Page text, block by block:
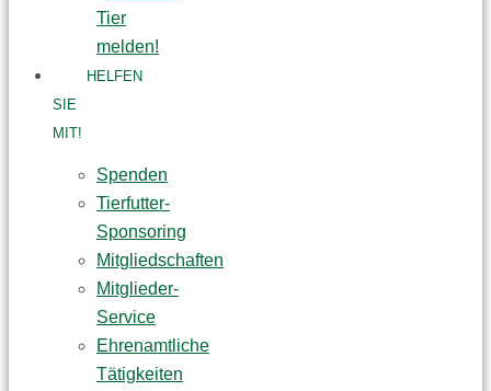
Tier
melden!
HELFEN
SIE
MIT!
Spenden
Tierfutter-
Sponsoring
Mitgliedschaften
Mitglieder-
Service
Ehrenamtliche
Tätigkeiten